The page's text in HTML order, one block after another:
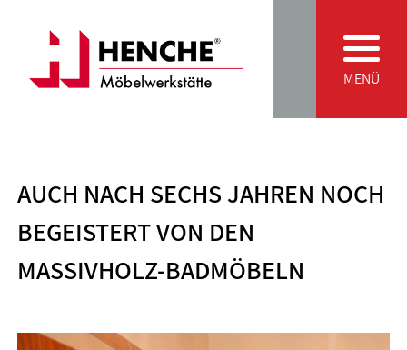
Main Navigation MENÜ
AUCH NACH SECHS JAHREN NOCH
BEGEISTERT VON DEN
MASSIVHOLZ-BADMÖBELN